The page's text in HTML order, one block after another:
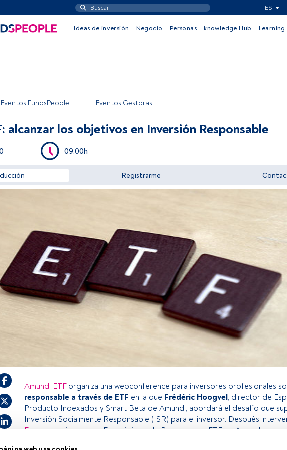
ES
Ideas de inversión Negocio Personas knowledge Hub Learning
Eventos FundsPeople Eventos Gestoras
alcanzar los objetivos en Inversión Responsable
09:00h
Registrarme
Amundi ETForganiza una webconference para inversores profesionales
responsable a través de ETF en la que Frédéric Hoogvel, director de
Producto Indexados y Smart Beta de Amundi, abordará el desafío que
Inversión Socialmente Responsable (ISR) para el inversor. Después
Fragneau , director de Especialistas de Producto de ETF de Amundi,